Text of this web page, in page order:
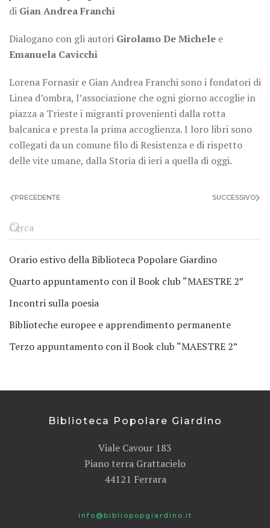
di Gian Andrea Franchi
Dialogano con gli autori Girolamo De Michele e
Emanuela Cavicchi
Lorena Fornasir e Gian Andrea Franchi sono i fondatori di
Linea d’ombra, l’associazione che ogni giorno accoglie in
piazza a Trieste i migranti provenienti dalla rotta
balcanica e presta la prima accoglienza. I loro libri sono
collegati da un comune filo di Resistenza e di rispetto
delle vite umane, dalla Storia di ieri a quella di oggi.
PRECEDENTE SUCCESSIVO
Orario estivo della Biblioteca Popolare Giardino
Quarto appuntamento con il Book club “MAESTRE 2”
Incontri sulla poesia
Biblioteche europee e apprendimento permanente
Terzo appuntamento con il Book club “MAESTRE 2”
Biblioteca Popolare Giardino
Viale Cavour 183
Piano terra Grattacielo
44121 Ferrara
info@bibliopopgiardino.it